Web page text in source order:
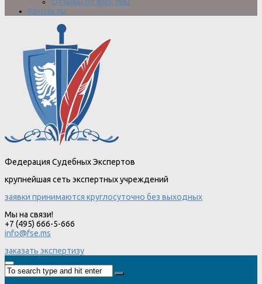
Отзывы от физ. лиц
Контакты
Федерация Судебных Экспертов
крупнейшая сеть экспертных учреждений
заявки принимаются круглосуточно без выходных
Мы на связи!
+7 (495) 666-5-666
info@fse.ms
заказать экспертизу